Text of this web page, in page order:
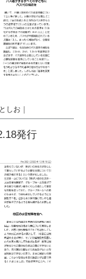
しお
発行